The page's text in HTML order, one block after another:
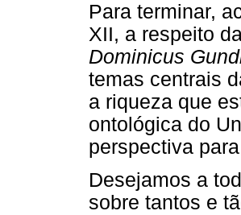
Para terminar,
XII, a respeito
Dominicus
temas centrais
a riqueza que
ontológica do
perspectiva
Desejamos a
sobre tantos e